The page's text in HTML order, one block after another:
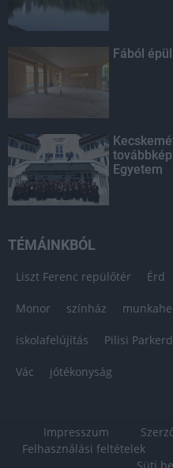
Fából
Egyetem
TÉMÁINKBÓL
Liszt Ferenc repülőtér Érd
Monor színház
iskolafelújítás Pilisi
Vác jótékonyság
Impresszum
Felhasználási feltételek